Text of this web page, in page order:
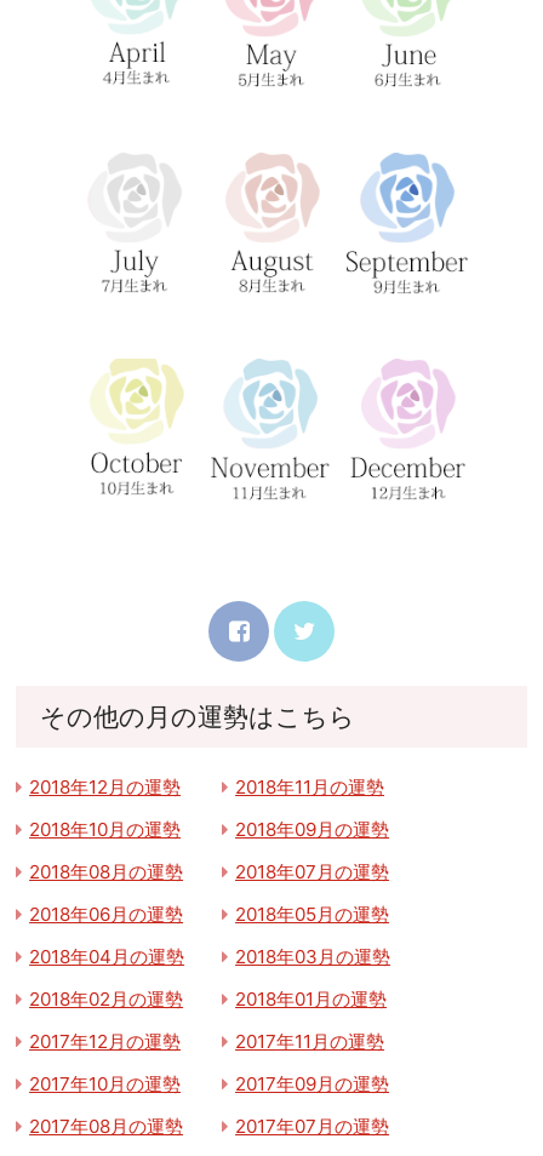
その他の月の運勢はこちら
2018年12月の運勢
2018年11月の運勢
2018年10月の運勢
2018年09月の運勢
2018年08月の運勢
2018年07月の運勢
2018年06月の運勢
2018年05月の運勢
2018年04月の運勢
2018年03月の運勢
2018年02月の運勢
2018年01月の運勢
2017年12月の運勢
2017年11月の運勢
2017年10月の運勢
2017年09月の運勢
2017年08月の運勢
2017年07月の運勢